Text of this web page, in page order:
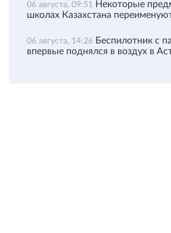
06 августа, 09:51 Некоторые
школах Казахстана
06 августа, 14:26 Беспилотник с
впервые поднялся в воздух в